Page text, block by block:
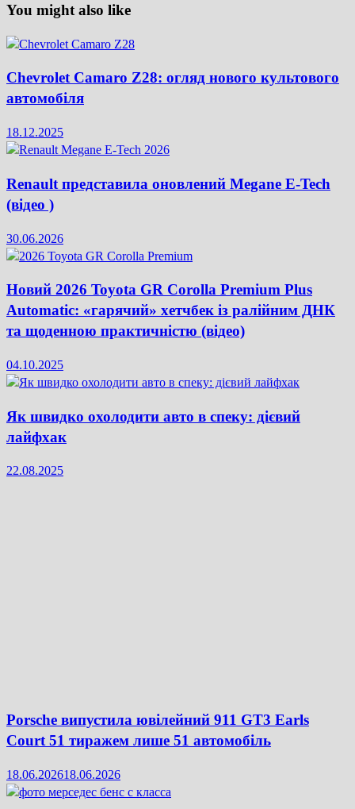
You might also like
Chevrolet Camaro Z28: огляд нового культового
автомобіля
18.12.2025
Renault представила оновлений Megane E-Tech
(відео )
30.06.2026
Новий 2026 Toyota GR Corolla Premium Plus
Automatic: «гарячий» хетчбек із ралійним ДНК
та щоденною практичністю (відео)
04.10.2025
Як швидко охолодити авто в спеку: дієвий
лайфхак
22.08.2025
Porsche випустила ювілейний 911 GT3 Earls
Court 51 тиражем лише 51 автомобіль
18.06.202618.06.2026